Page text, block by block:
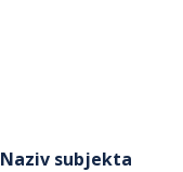
Naziv subjekta